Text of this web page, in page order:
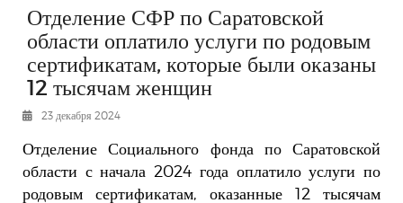
ФОТОРЕПОРТАЖИ
РЕКЛАМОДАТЕЛЯМ
ОБЪЯВЛЕНИЯ
КОНТАКТЫ
Отделение СФР по Саратовской
области оплатило услуги по родовым
сертификатам, которые были оказаны
12 тысячам женщин
23 декабря 2024
Отделение Социального фонда по Саратовской
области с начала 2024 года оплатило услуги по
родовым сертификатам, оказанные 12 тысячам